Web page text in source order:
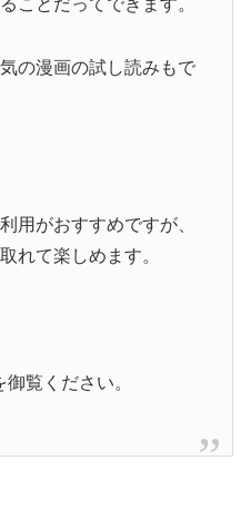
ことだってできます。
の漫画の試し読みもで
用がおすすめですが、
れて楽しめます。
覧ください。